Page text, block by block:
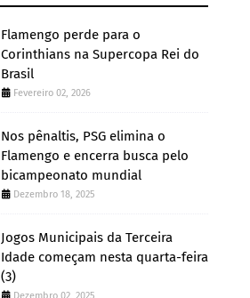
Flamengo perde para o
Corinthians na Supercopa Rei do
Brasil
Fevereiro 02, 2026
Nos pênaltis, PSG elimina o
Flamengo e encerra busca pelo
bicampeonato mundial
Dezembro 18, 2025
Jogos Municipais da Terceira
Idade começam nesta quarta-feira
(3)